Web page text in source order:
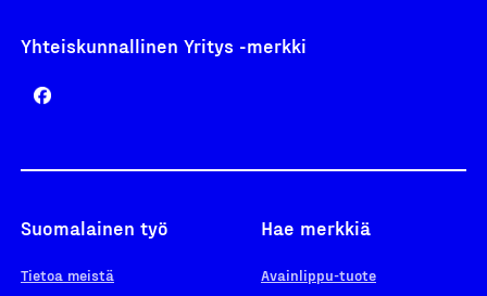
Yhteiskunnallinen Yritys -merkki
Suomalainen työ
Tietoa meistä
Hae merkkiä
Avainlippu-tuote